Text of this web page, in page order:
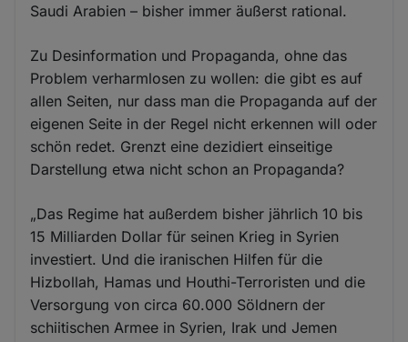
Saudi Arabien – bisher immer äußerst rational.
Zu Desinformation und Propaganda, ohne das
Problem verharmlosen zu wollen: die gibt es auf
allen Seiten, nur dass man die Propaganda auf der
eigenen Seite in der Regel nicht erkennen will oder
schön redet. Grenzt eine dezidiert einseitige
Darstellung etwa nicht schon an Propaganda?
„Das Regime hat außerdem bisher jährlich 10 bis
15 Milliarden Dollar für seinen Krieg in Syrien
investiert. Und die iranischen Hilfen für die
Hizbollah, Hamas und Houthi-Terroristen und die
Versorgung von circa 60.000 Söldnern der
schiitischen Armee in Syrien, Irak und Jemen